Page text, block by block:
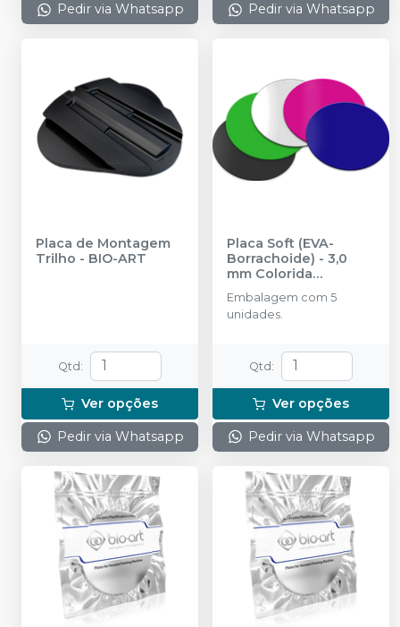
Pedir via Whatsapp Pedir via Whatsapp
Placa de Montagem
Trilho - BIO-ART
Qtd :
Ver opções
Pedir via Whatsapp
Placa Soft (EVA-
Borrachoide) - 3,0
mm Colorida
Redonda - 5 unidades
- BIO-ART
Embalagem com 5
unidades.
Qtd :
Ver opções
Pedir via Whatsapp